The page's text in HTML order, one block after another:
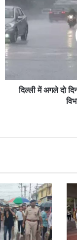
दिल्ली में अगले दो